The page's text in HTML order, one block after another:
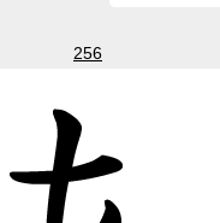
256